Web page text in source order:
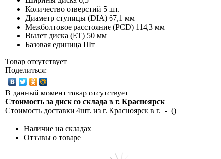
Количество отверстий 5 шт.
Диаметр ступицы (DIA) 67,1 мм
Межболтовое расстояние (PCD) 114,3 мм
Вылет диска (ET) 50 мм
Базовая единица Шт
Товар отсутствует
Поделиться:
В данный момент товар отсутствует
Стоимость за диск со склада в г. Красноярск
Стоимость доставки 4шт. из г. Красноярск в г. - ()
Наличие на складах
Отзывы о товаре